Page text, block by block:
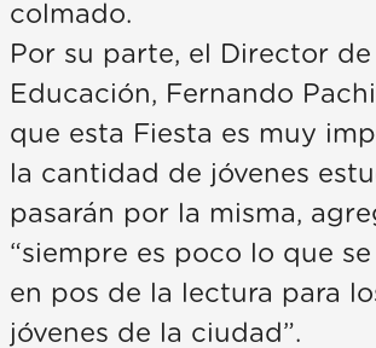
colmado.
Por su parte, el Director
Educación, Fernando
que esta Fiesta es muy
la cantidad de jóvenes
pasarán por la misma,
“siempre es poco lo que
en pos de la lectura para
jóvenes de la ciudad”.